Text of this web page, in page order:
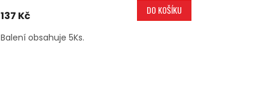
137 Kč DO KOŠÍKU
Balení obsahuje 5Ks.